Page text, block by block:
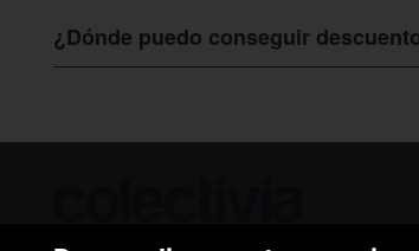
los motivos que los indujeron a seguir ese mal
¿Dónde puedo conseguir